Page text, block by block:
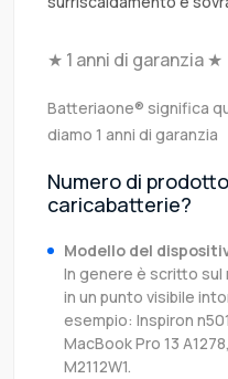
★ 1 anni di garanzia ★
Batteriaone® significa
diamo 1 anni di garanzia
Numero di
caricabatterie?
Modello del
In genere è scritto
in un punto visibile
esempio: Inspiron
MacBook Pro 13
M2112W1.